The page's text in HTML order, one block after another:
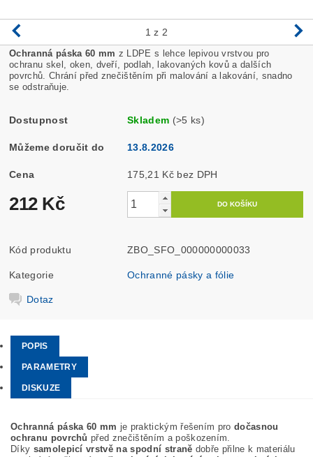
1 z 2
Ochranná páska 60 mm z LDPE s lehce lepivou vrstvou pro
ochranu skel, oken, dveří, podlah, lakovaných kovů a dalších
povrchů. Chrání před znečištěním při malování a lakování, snadno
se odstraňuje.
Dostupnost Skladem (>5 ks)
Můžeme doručit do 13.8.2026
Cena 175,21 Kč bez DPH
212 Kč
Kód produktu ZBO_SFO_000000000033
Kategorie Ochranné pásky a fólie
Dotaz
POPIS
PARAMETRY
DISKUZE
Ochranná páska 60 mm je praktickým řešením pro dočasnou
ochranu povrchů před znečištěním a poškozením.
Díky samolepicí vrstvě na spodní straně dobře přilne k materiálu